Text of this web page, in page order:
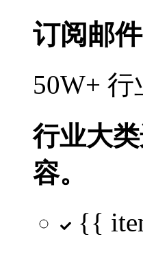
订阅邮件
50W+
行业大
容。
{{